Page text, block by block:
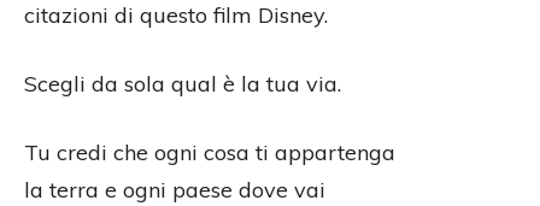
citazioni di questo film Disney.
Scegli da sola qual è la tua via.
Tu credi che ogni cosa ti appartenga
la terra e ogni paese dove vai